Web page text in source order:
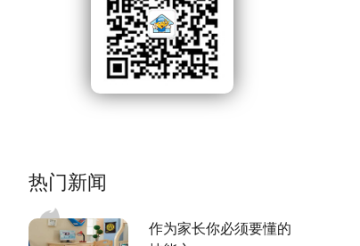
热门新闻
作为家长你必须要懂的